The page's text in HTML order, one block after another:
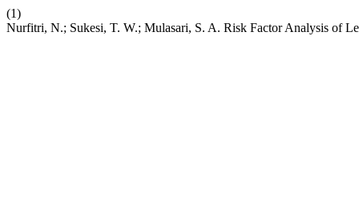
(1)
Nurfitri, N.; Sukesi, T. W.; Mulasari, S. A. Risk Factor Analysis of